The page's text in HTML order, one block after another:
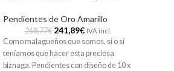
Pendientes de Oro Amarillo
268,77€ 241,89€ IVA incl.
Como malagueños que somos, sí o sí
teníamos que hacer esta preciosa
biznaga. Pendientes con diseño de 10 x